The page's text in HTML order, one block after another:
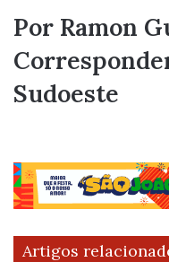
Por Ramon
Sudoeste
Artigos